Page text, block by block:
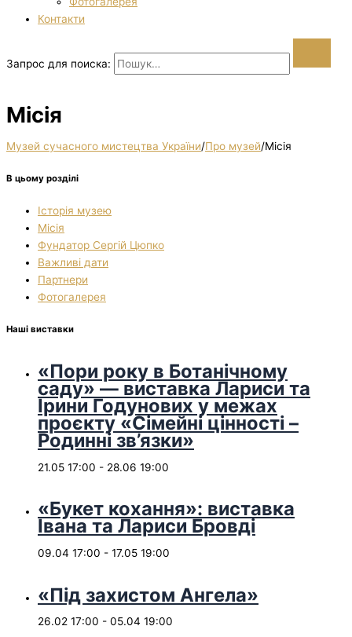
Контакти
Запрос для поиска:
Місія
Музей сучасного мистецтва України/Про музей/Місія
В цьому розділі
Історія музею
Місія
Фундатор Сергій Цюпко
Важливі дати
Партнери
Фотогалерея
Наші виставки
«Пори року в Ботанічному
саду» — виставка Лариси та
Ірини Годунових у межах
проєкту «Сімейні цінності –
Родинні зв’язки»
21.05 17:00 - 28.06 19:00
«Букет кохання»: виставка
Івана та Лариси Бровді
09.04 17:00 - 17.05 19:00
«Під захистом Ангела»
26.02 17:00 - 05.04 19:00